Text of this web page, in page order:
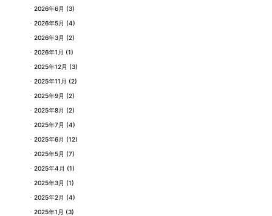
2026年6月 (3)
2026年5月 (4)
2026年3月 (2)
2026年1月 (1)
2025年12月 (3)
2025年11月 (2)
2025年9月 (2)
2025年8月 (2)
2025年7月 (4)
2025年6月 (12)
2025年5月 (7)
2025年4月 (1)
2025年3月 (1)
2025年2月 (4)
2025年1月 (3)